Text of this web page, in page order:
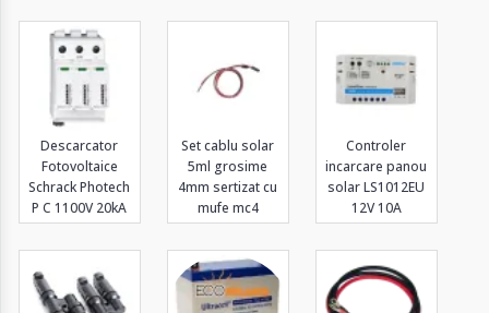
Descarcator
Fotovoltaice
Schrack Photech
P C 1100V 20kA
Set cablu solar
5ml grosime
4mm sertizat cu
mufe mc4
Controler
incarcare panou
solar LS1012EU
12V 10A